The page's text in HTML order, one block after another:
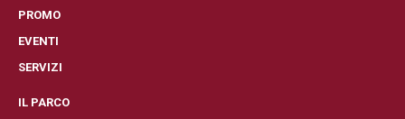
PROMO
EVENTI
SERVIZI
IL PARCO